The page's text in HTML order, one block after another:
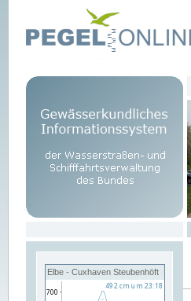
Elbe - Cuxhaven Steubenhöft